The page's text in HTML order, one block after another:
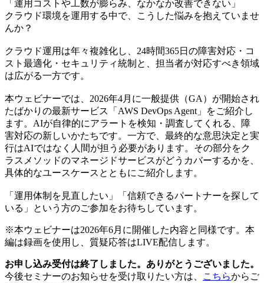
「運用コストや工数が膨らみ、なかなか改善できない」
クラウド環境を運用する中で、こうした悩みを抱えていませ
んか？
クラウド運用は年々複雑化し、24時間365日の障害対応・コ
スト最適化・セキュリティ統制と、担当者が対応すべき領域
は広がる一方です。
本ウェビナーでは、2026年4月に一般提供（GA）が開始され
たばかりの最新サービス「AWS DevOps Agent」をご紹介し
ます。AIが自律的にアラートを検知・調査してくれる、障
害対応の新しいかたちです。一方で、最終的な意思決定と実
行はAIではなく人間が担う必要があります。その部分をク
ラスメソッドのマネージドサービスがどうカバーするかを、
具体的なユースケースとともにご紹介します。
「運用体制を見直したい」「信頼できるパートナーを探して
いる」という方のご参加をお待ちしています。
※本ウェビナーは2026年6月に開催した内容と同様です。本
編は録画を使用し、質疑応答はLIVE配信します。
お申し込み受付は終了しました。ありがとうございました。
今後セミナーのお知らせを受け取りたい方は、
こちらからご